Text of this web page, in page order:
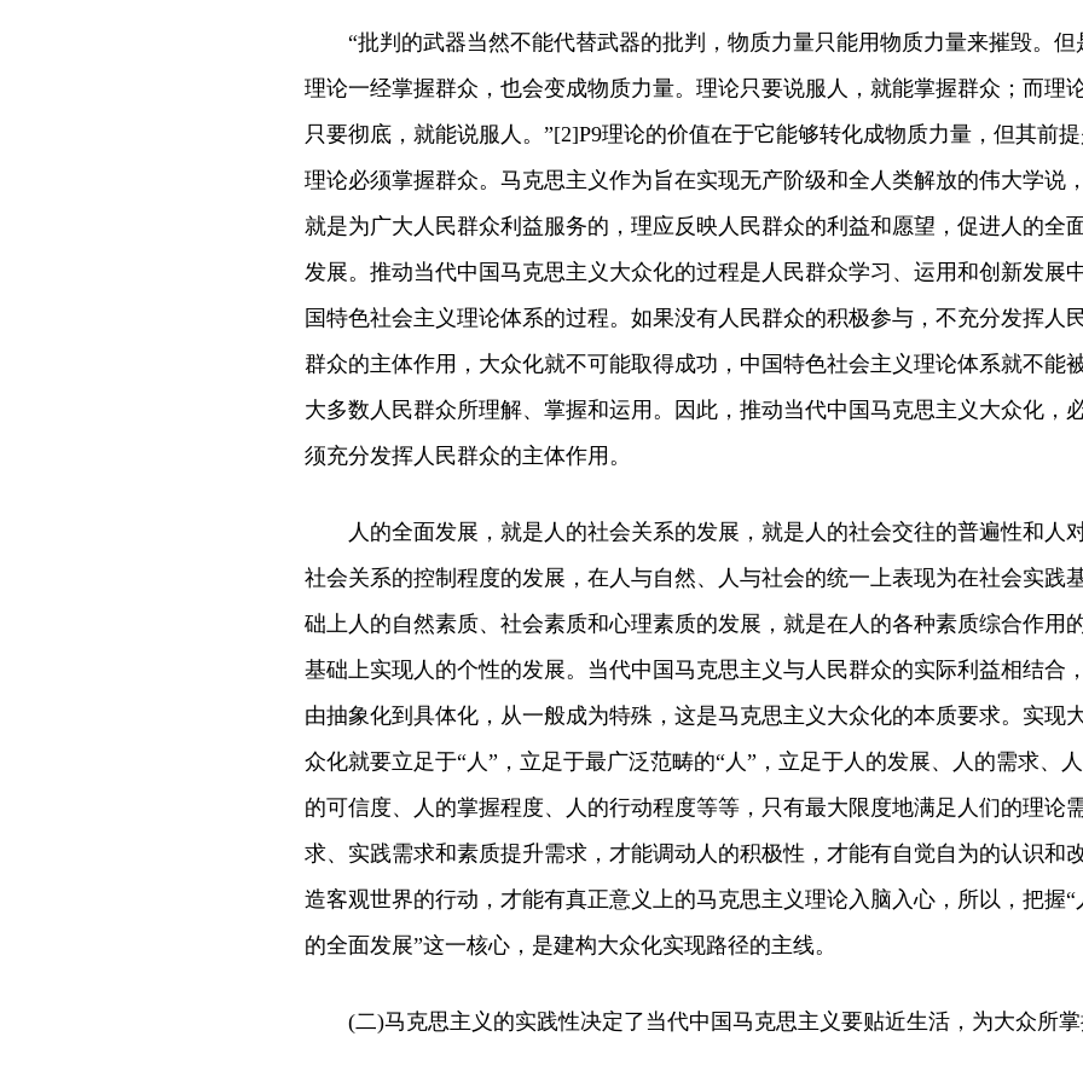
“批判的武器当然不能代替武器的批判，物质力量只能用物质力量来摧毁。但
理论一经掌握群众，也会变成物质力量。理论只要说服人，就能掌握群众；而理
只要彻底，就能说服人。”[2]P9理论的价值在于它能够转化成物质力量，但其前
理论必须掌握群众。马克思主义作为旨在实现无产阶级和全人类解放的伟大学说，
就是为广大人民群众利益服务的，理应反映人民群众的利益和愿望，促进人的全
发展。推动当代中国马克思主义大众化的过程是人民群众学习、运用和创新发展
国特色社会主义理论体系的过程。如果没有人民群众的积极参与，不充分发挥人
群众的主体作用，大众化就不可能取得成功，中国特色社会主义理论体系就不能
大多数人民群众所理解、掌握和运用。因此，推动当代中国马克思主义大众化，
须充分发挥人民群众的主体作用。
人的全面发展，就是人的社会关系的发展，就是人的社会交往的普遍性和人
社会关系的控制程度的发展，在人与自然、人与社会的统一上表现为在社会实践
础上人的自然素质、社会素质和心理素质的发展，就是在人的各种素质综合作用
基础上实现人的个性的发展。当代中国马克思主义与人民群众的实际利益相结合，
由抽象化到具体化，从一般成为特殊，这是马克思主义大众化的本质要求。实现
众化就要立足于“人”，立足于最广泛范畴的“人”，立足于人的发展、人的需求、人
的可信度、人的掌握程度、人的行动程度等等，只有最大限度地满足人们的理论
求、实践需求和素质提升需求，才能调动人的积极性，才能有自觉自为的认识和
造客观世界的行动，才能有真正意义上的马克思主义理论入脑入心，所以，把握“
的全面发展”这一核心，是建构大众化实现路径的主线。
(二)马克思主义的实践性决定了当代中国马克思主义要贴近生活，为大众所掌